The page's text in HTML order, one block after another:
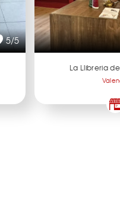
5/5
La Llibreria